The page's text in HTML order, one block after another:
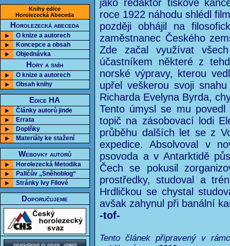
Knihy edice
Horolezecká Abeceda
Horolezecká abeceda
O knize a autorech
Koncepce a obsah
Objednávka
Hory a sníh
O knize a autorech
Obsah knihy
Edice HA
Články autorů jinde
Errata
Doplňky
Materiály ke stažení
Webovky autorů
Horolezecká Metodika
Paličův „Sněhoblog“
Stránky Ivy Filové
Doporučujeme
jako redaktor tiskové
roce 1922 náhodu shlédl
později obhájil na
zaměstnanec Českého
Zde začal využívat
účastníkem některé z
norské výpravy, kterou
upřel veškerou svoji
Richarda Evelyna Byrda,
Tento úmysl se mu
topič na zásobovací lodi
průběhu dalších let se z
expedice. Absolvoval v
psovoda a v Antarktidě
Čech se pokusil
prostředky, studoval a
Hrdličkou se chystal
avšak zahynul při banální
-tof-
Tento článek připravený v